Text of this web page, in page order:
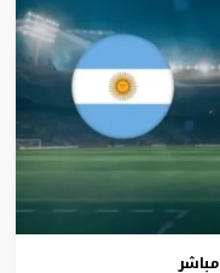
مباشر